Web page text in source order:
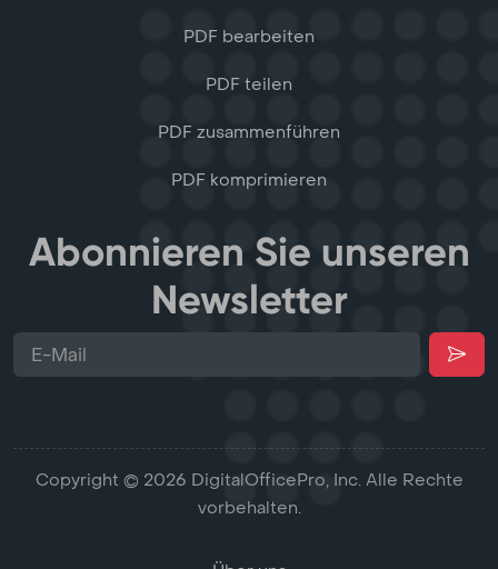
PDF bearbeiten
PDF teilen
PDF zusammenführen
PDF komprimieren
Abonnieren Sie unseren
Newsletter
Copyright © 2026 DigitalOfficePro, Inc. Alle Rechte
vorbehalten.